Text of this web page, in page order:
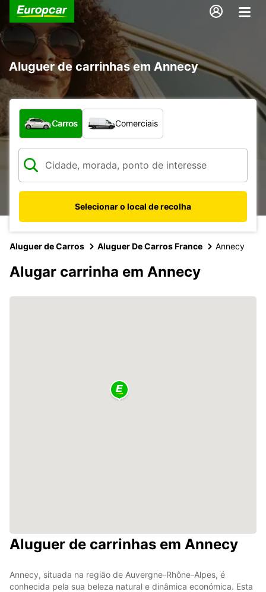
Aluguer de carrinhas em Annecy
Que tipo de veículo pretende?
Carros Comerciais
Selecionar o local de recolha
Aluguer de Carros Aluguer De Carros France Annecy
Alugar carrinha em Annecy
Aluguer de carrinhas em Annecy
Annecy, situada na região de Auvergne-Rhône-Alpes, é
conhecida pela sua beleza natural e dinâmica económica. Esta